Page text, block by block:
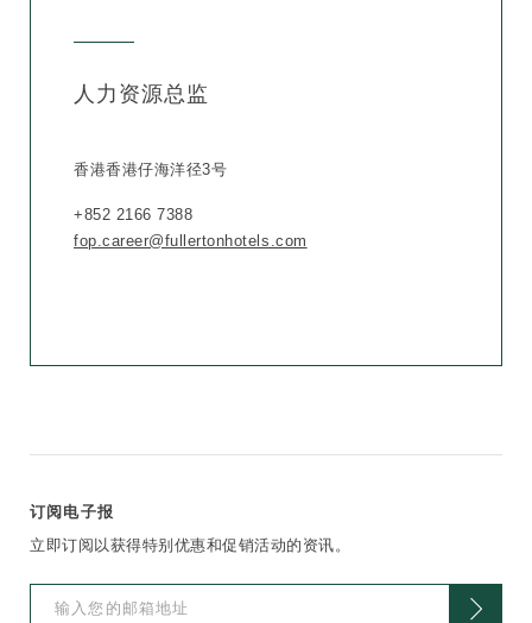
人力资源总监
香港香港仔海洋径3号
+852 2166 7388
fop.career@fullertonhotels.com
订阅电子报
立即订阅以获得特别优惠和促销活动的资讯。